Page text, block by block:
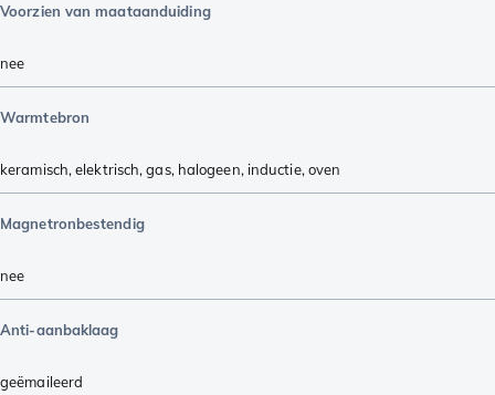
Voorzien van maataanduiding
nee
Warmtebron
keramisch,elektrisch,gas, halogeen, inductie, oven
Magnetronbestendig
nee
Anti-aanbaklaag
geëmaileerd